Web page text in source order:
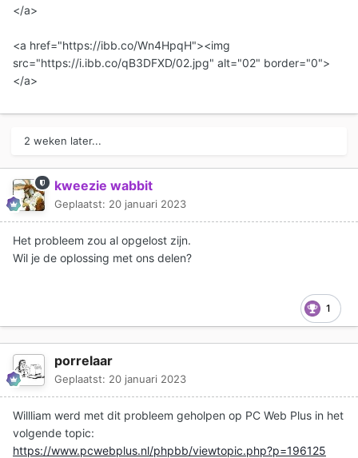
</a>
<a href="https://ibb.co/Wn4HpqH"><img
src="https://i.ibb.co/qB3DFXD/02.jpg" alt="02" border="0">
</a>
2 weken later...
kweezie wabbit
Geplaatst: 20 januari 2023
Het probleem zou al opgelost zijn.
Wil je de oplossing met ons delen?
1
porrelaar
Geplaatst: 20 januari 2023
Willliam werd met dit probleem geholpen op PC Web Plus in het
volgende topic:
https://www.pcwebplus.nl/phpbb/viewtopic.php?p=196125